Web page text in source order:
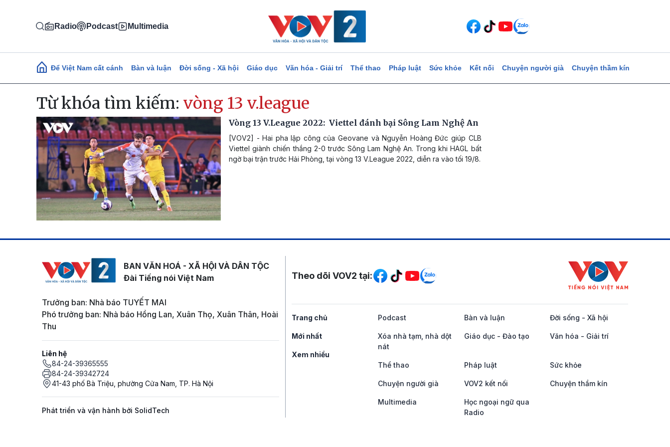
Radio Podcast Multimedia
Main navigation
Để Việt Nam cất cánh Bàn và luận Đời sống - Xã hội Giáo dục Văn hóa - Giải trí Thể thao Pháp luật Sức khỏe Kết nối Chuyện người già Chuyện thầm kín
Từ khóa tìm kiếm: vòng 13 v.league
Vòng 13 V.League 2022: Viettel đánh bại Sông Lam Nghệ An
[VOV2] - Hai pha lập công của Geovane và Nguyễn Hoàng Đức giúp CLB
Viettel giành chiến thắng 2-0 trước Sông Lam Nghệ An. Trong khi HAGL bất
ngờ bại trận trước Hải Phòng, tại vòng 13 V.League 2022, diễn ra vào tối 19/8.
BAN VĂN HOÁ - XÃ HỘI VÀ DÂN TỘC
Đài Tiếng nói Việt Nam
Trưởng ban: Nhà báo TUYẾT MAI
Phó trưởng ban: Nhà báo Hồng Lan, Xuân Thọ, Xuân Thân, Hoài
Thu
Liên hệ
84-24-39365555
84-24-39342724
41-43 phố Bà Triệu, phường Cửa Nam, TP. Hà Nội
Phát triển và vận hành bởi SolidTech
Mạng xã hội
Theo dõi VOV2 tại:
Trang chủ
Mới nhất
Xem nhiều
Podcast Bàn và luận Đời sống - Xã hội
Xóa nhà tạm, nhà dột
nát
Giáo dục - Đào tạo Văn hóa - Giải trí
Thể thao Pháp luật Sức khỏe
Chuyện người già VOV2 kết nối Chuyện thầm kín
Multimedia
Học ngoại ngữ qua
Radio